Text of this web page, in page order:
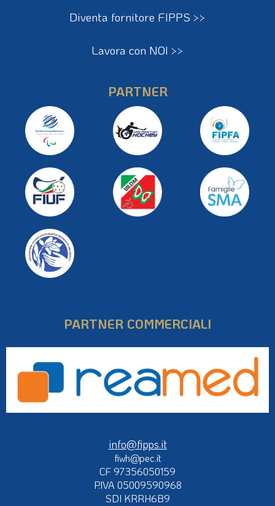
Diventa fornitore FIPPS >>
Lavora con NOI >>
PARTNER
PARTNER COMMERCIALI
info@fipps.it
fiwh@pec.it
CF 97356050159
P.IVA 05009590968
SDI KRRH6B9